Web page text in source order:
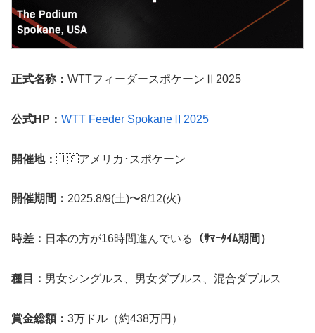
正式名称： WTTフィーダースポケーンⅡ2025
公式HP： WTT Feeder SpokaneⅡ2025
開催地： 🇺🇸アメリカ･スポケーン
開催期間： 2025.8/9(土)〜8/12(火)
時差： 日本の方が16時間進んでいる （ｻﾏｰﾀｲﾑ期間）
種目： 男女シングルス、男女ダブルス、混合ダブルス
賞金総額： 3万ドル（約438万円）